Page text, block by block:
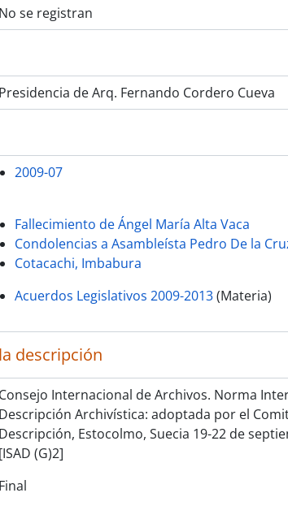
No se registran
Presidencia de Arq. Fernando Cordero Cueva
2009-07
Fallecimiento de Ángel María Alta Vaca
Condolencias a Asambleísta Pedro De la
Cotacachi, Imbabura
Acuerdos Legislativos 2009-2013(Materia)
descripción
Consejo Internacional de Archivos. Norma
Descripción Archivística: adoptada por el
Descripción, Estocolmo, Suecia 19-22 de
[ISAD (G)2]
Final